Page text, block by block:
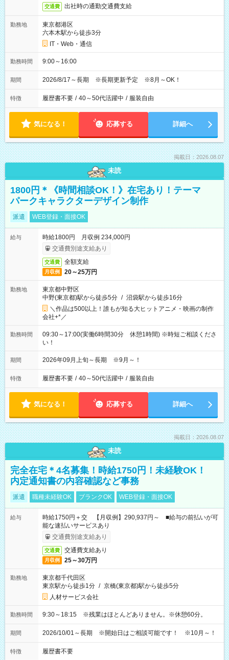
交通費 出社時の通勤交通費支給
勤務地
東京都港区
六本木駅から徒歩3分
IT・Web・通信
勤務時間 9:00～16:00
期間 2026/8/17～長期 ※長期更新予定 ※8月～OK！
特徴 履歴書不要 / 40～50代活躍中 / 服装自由
気になる！ 応募する 詳細へ
掲載日：2026.08.07
未読
1800円＊《時間相談OK！》在宅あり！テーマ
パークキャラクターデザイン制作
派遣 WEB登録・面接OK
給与
時給1800円 月収例 234,000円
交通費別途支給あり
交通費 全額支給
月収例 20～25万円
勤務地
東京都中野区
中野(東京都)駅から徒歩5分 / 沼袋駅から徒歩16分
＼作品は500以上！誰もが知る大ヒットアニメ・映画の制作
会社+*／
勤務時間
09:30～17:00(実働6時間30分 休憩1時間) ※時短ご相談くださ
い！
期間 2026年09月上旬～長期 ※9月～！
特徴 履歴書不要 / 40～50代活躍中 / 服装自由
気になる！ 応募する 詳細へ
掲載日：2026.08.07
未読
完全在宅＊4名募集！時給1750円！未経験OK！
内定通知書の内容確認など事務
派遣 職種未経験OK ブランクOK WEB登録・面接OK
給与
時給1750円＋交 【月収例】290,937円～ ■給与の前払いが可
能な速払いサービスあり
交通費別途支給あり
交通費 交通費支給あり
月収例 25～30万円
勤務地
東京都千代田区
東京駅から徒歩1分 / 京橋(東京都)駅から徒歩5分
人材サービス会社
勤務時間 9:30～18:15 ※残業はほとんどありません。※休憩60分。
期間 2026/10/01～長期 ※開始日はご相談可能です！ ※10月～！
特徴 履歴書不要